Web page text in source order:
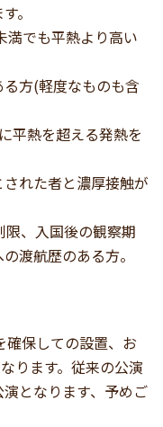
。
でも平熱より高い
方(軽度なものも含
平熱を超える発熱を
れた者と濃厚接触が
、入国後の観察期
渡航歴のある方。
確保しての設置、お
ります。従来の公演
となります、予めご